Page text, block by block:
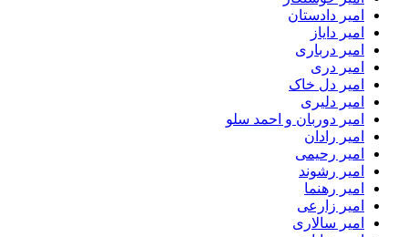
امیر دادستان
امیر دایاز
امیر درباری
امیر دری
امیر دل خاک
امیر دلیری
امیر دوربان و احمد سلو
امیر رادان
امیر رحیمی
امیر رشوند
امیر رهنما
امیر زارعی
امیر سالاری